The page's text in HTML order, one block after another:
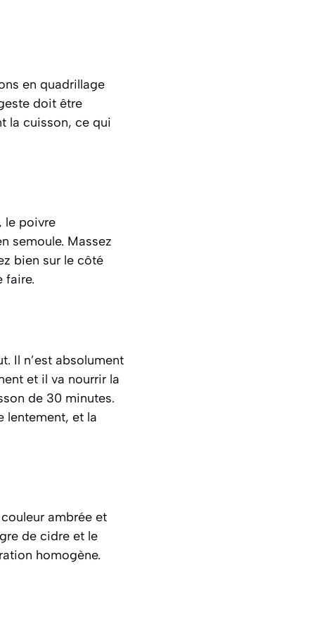
en quadrillage
doit être
la cuisson, ce qui
le poivre
semoule. Massez
bien sur le côté
faire.
Il n’est absolument
et il va nourrir la
de 30 minutes.
lentement, et la
ambrée et
de cidre et le
homogène.